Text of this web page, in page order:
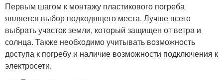
Первым шагом к монтажу пластикового погреба
является выбор подходящего места. Лучше всего
выбрать участок земли, который защищен от ветра и
солнца. Также необходимо учитывать возможность
доступа к погребу и наличие возможности подключения к
электросети.